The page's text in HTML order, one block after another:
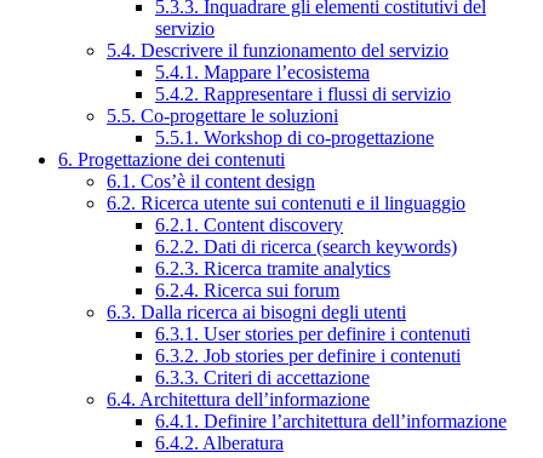
5.3.3. Inquadrare gli elementi costitutivi del
servizio
5.4. Descrivere il funzionamento del servizio
5.4.1. Mappare l’ecosistema
5.4.2. Rappresentare i flussi di servizio
5.5. Co-progettare le soluzioni
5.5.1. Workshop di co-progettazione
6. Progettazione dei contenuti
6.1. Cos’è il content design
6.2. Ricerca utente sui contenuti e il linguaggio
6.2.1. Content discovery
6.2.2. Dati di ricerca (search keywords)
6.2.3. Ricerca tramite analytics
6.2.4. Ricerca sui forum
6.3. Dalla ricerca ai bisogni degli utenti
6.3.1. User stories per definire i contenuti
6.3.2. Job stories per definire i contenuti
6.3.3. Criteri di accettazione
6.4. Architettura dell’informazione
6.4.1. Definire l’architettura dell’informazione
6.4.2. Alberatura